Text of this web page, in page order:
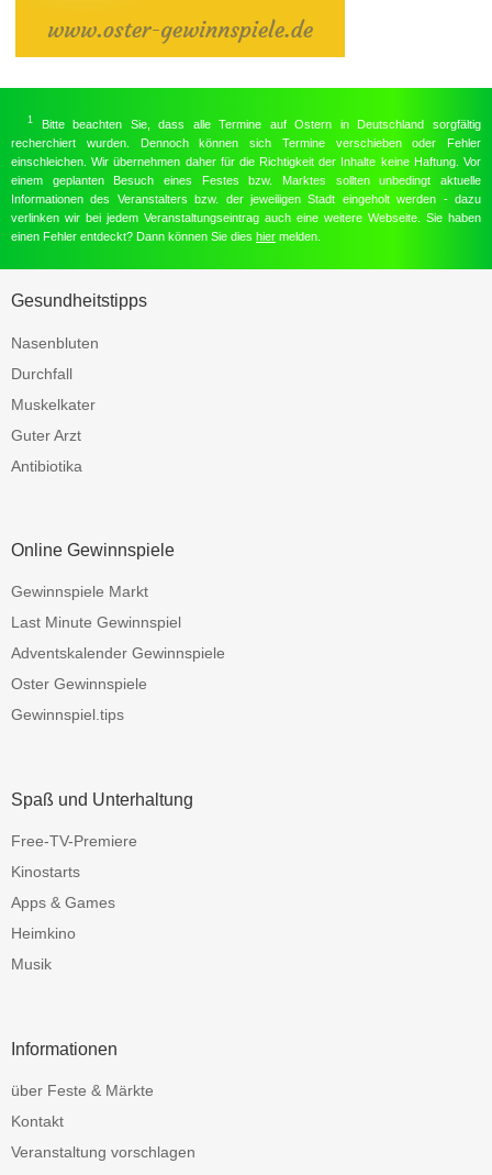
1 Bitte beachten Sie, dass alle Termine auf Ostern in Deutschland sorgfältig
recherchiert wurden. Dennoch können sich Termine verschieben oder Fehler
einschleichen. Wir übernehmen daher für die Richtigkeit der Inhalte keine Haftung. Vor
einem geplanten Besuch eines Festes bzw. Marktes sollten unbedingt aktuelle
Informationen des Veranstalters bzw. der jeweiligen Stadt eingeholt werden - dazu
verlinken wir bei jedem Veranstaltungseintrag auch eine weitere Webseite. Sie haben
einen Fehler entdeckt? Dann können Sie dies hier melden.
Gesundheitstipps
Nasenbluten
Durchfall
Muskelkater
Guter Arzt
Antibiotika
Online Gewinnspiele
Gewinnspiele Markt
Last Minute Gewinnspiel
Adventskalender Gewinnspiele
Oster Gewinnspiele
Gewinnspiel.tips
Spaß und Unterhaltung
Free-TV-Premiere
Kinostarts
Apps & Games
Heimkino
Musik
Informationen
über Feste & Märkte
Kontakt
Veranstaltung vorschlagen